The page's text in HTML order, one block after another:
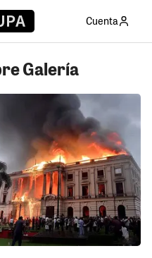
Cuenta
Galería